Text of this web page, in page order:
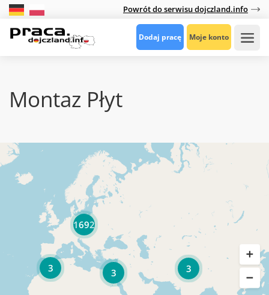
Powrót do serwisu dojczland.info
Dodaj pracę Moje konto
Montaz Płyt
3
3
3
1692